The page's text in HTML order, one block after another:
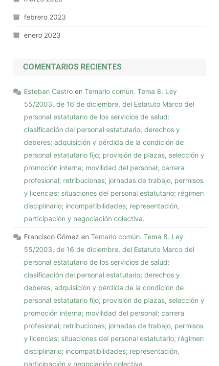
febrero 2023
enero 2023
COMENTARIOS RECIENTES
Esteban Castro enTemario común. Tema 8. Ley
55/2003, de 16 de diciembre, del Estatuto Marco del
personal estatutario de los servicios de salud:
clasificación del personal estatutario; derechos y
deberes; adquisición y pérdida de la condición de
personal estatutario fijo; provisión de plazas, selección y
promoción interna; movilidad del personal; carrera
profesional; retribuciones; jornadas de trabajo, permisos
y licencias; situaciones del personal estatutario; régimen
disciplinario; incompatibilidades; representación,
participación y negociación colectiva.
Francisco Gómez enTemario común. Tema 8. Ley
55/2003, de 16 de diciembre, del Estatuto Marco del
personal estatutario de los servicios de salud:
clasificación del personal estatutario; derechos y
deberes; adquisición y pérdida de la condición de
personal estatutario fijo; provisión de plazas, selección y
promoción interna; movilidad del personal; carrera
profesional; retribuciones; jornadas de trabajo, permisos
y licencias; situaciones del personal estatutario; régimen
disciplinario; incompatibilidades; representación,
participación y negociación colectiva.